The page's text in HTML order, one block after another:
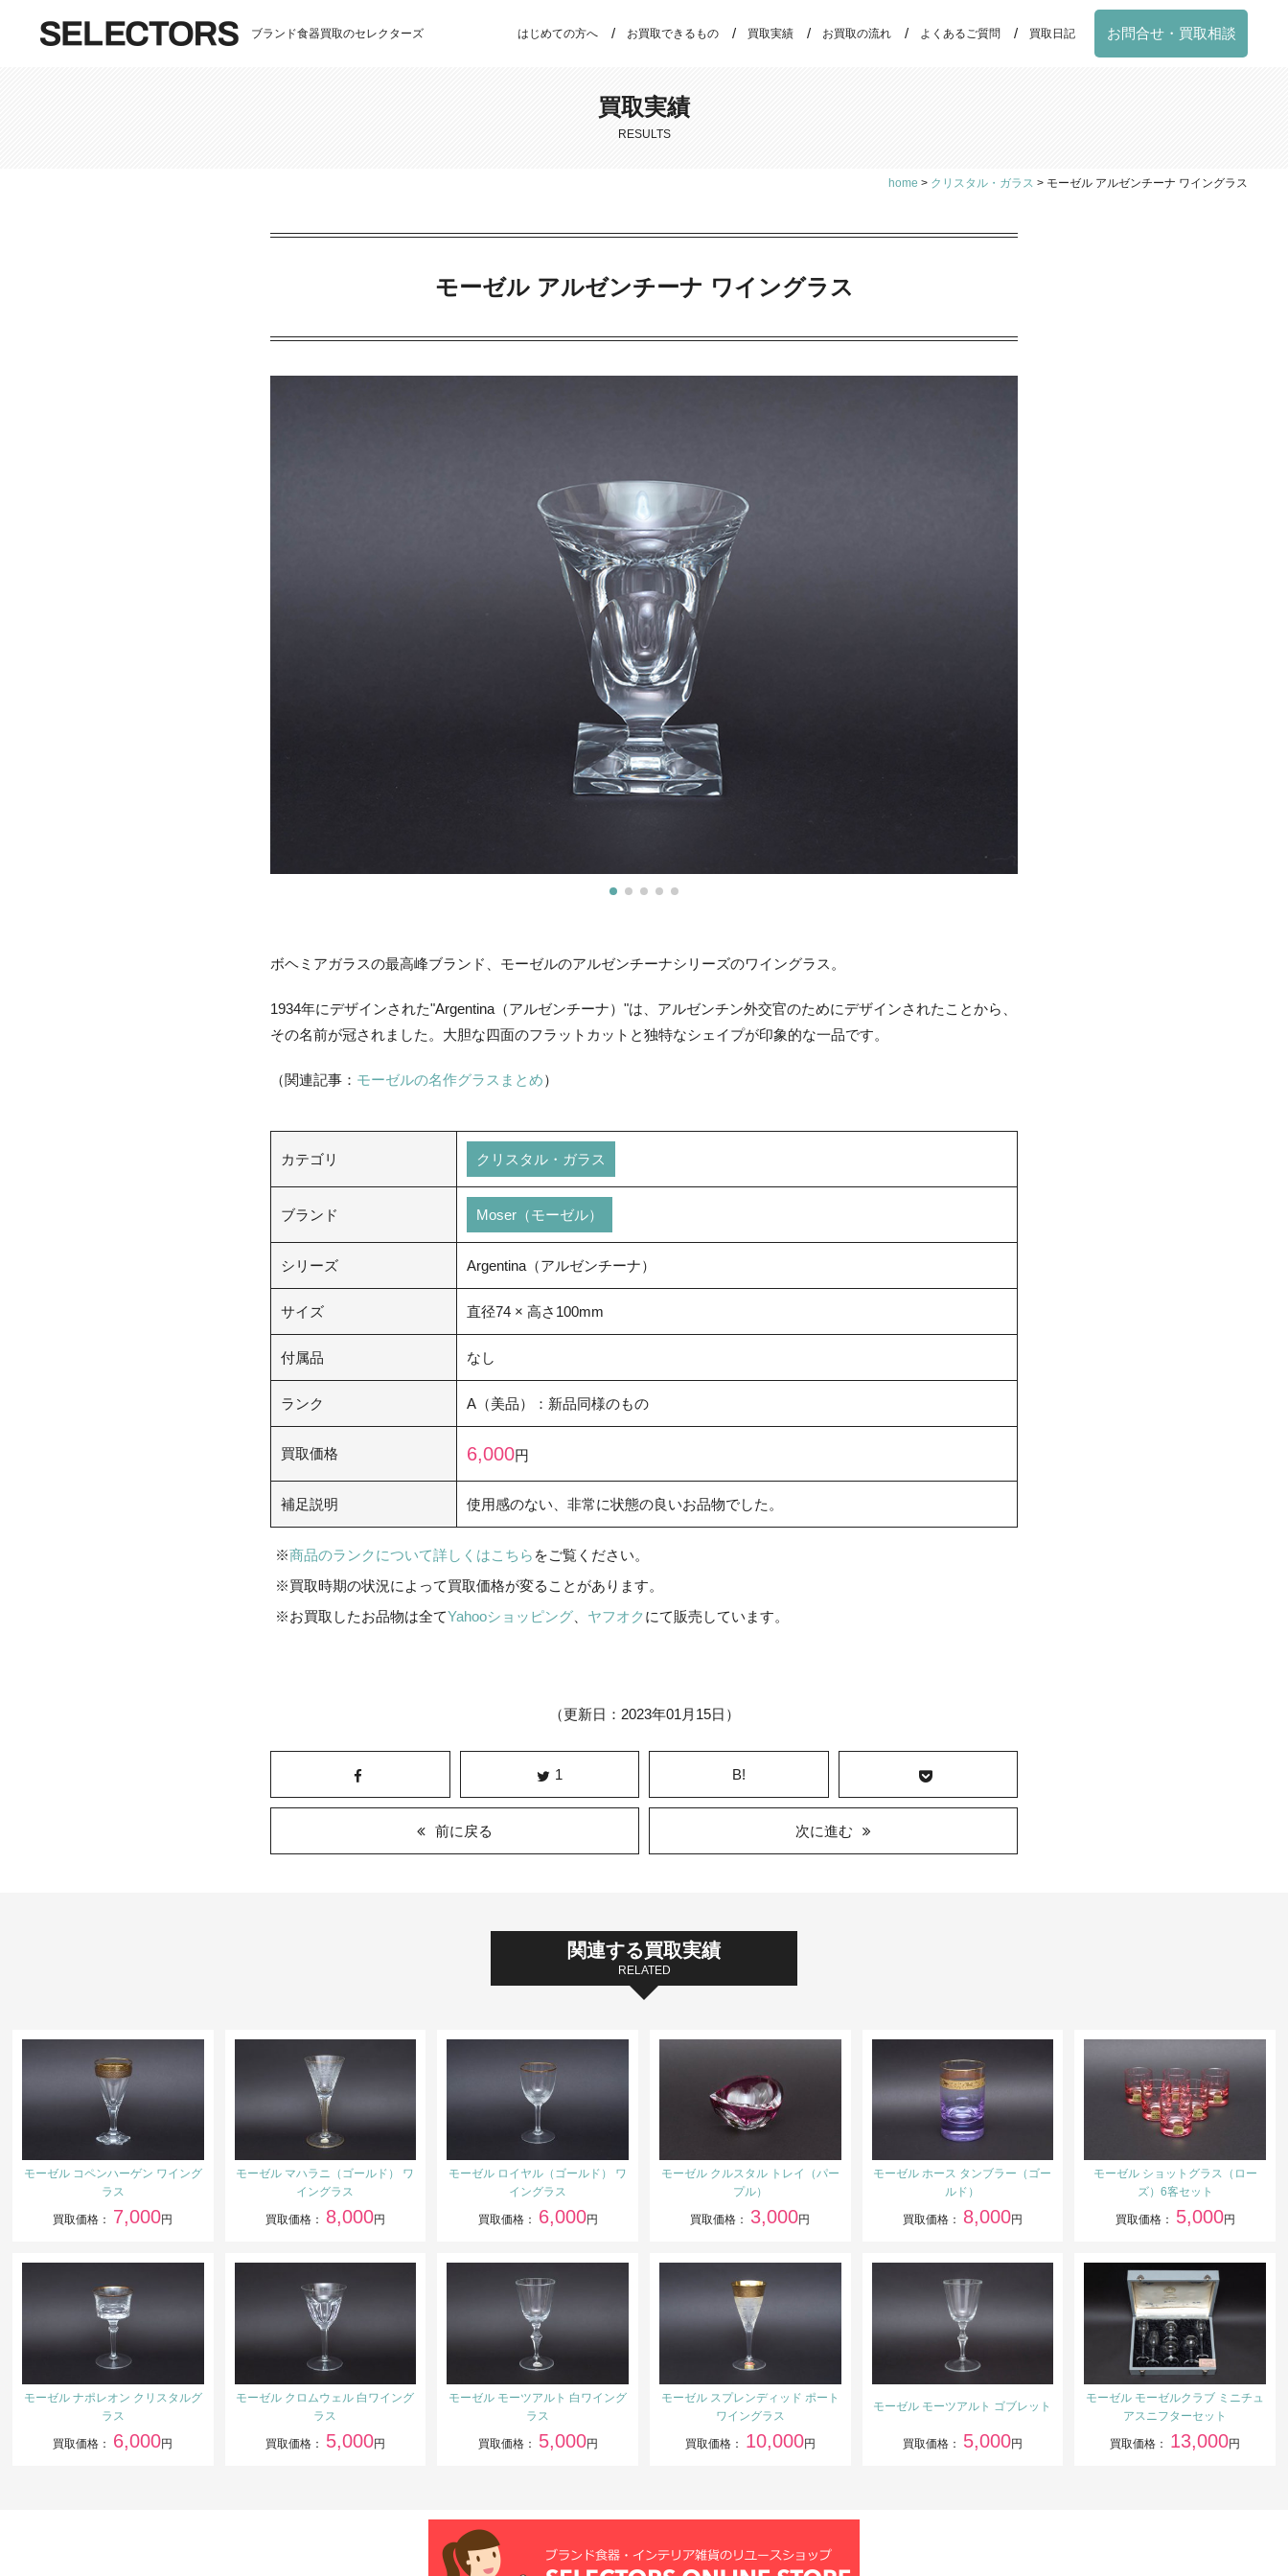
ブランド食器買取のセレクターズ はじめての方へ お買取できるもの 買取実績 お買取の流れ よくあるご質問 買取日記 お問合せ・買取相談
買取実績
RESULTS
home > クリスタル・ガラス > モーゼル アルゼンチーナ ワイングラス
モーゼル アルゼンチーナ ワイングラス
ボヘミアガラスの最高峰ブランド、モーゼルのアルゼンチーナシリーズのワイングラス。
1934年にデザインされた"Argentina（アルゼンチーナ）"は、アルゼンチン外交官のためにデザインされたことから、
その名前が冠されました。大胆な四面のフラットカットと独特なシェイプが印象的な一品です。
（関連記事： モーゼルの名作グラスまとめ）
カテゴリ クリスタル・ガラス
ブランド Moser（モーゼル）
シリーズ Argentina（アルゼンチーナ）
サイズ 直径74 × 高さ100mm
付属品 なし
ランク A（美品）：新品同様のもの
買取価格 6,000円
補足説明 使用感のない、非常に状態の良いお品物でした。
商品のランクについて詳しくはこちら をご覧ください。
買取時期の状況によって買取価格が変ることがあります。
お買取したお品物は全てYahooショッピング ヤフオクにて販売しています。
（更新日：2023年01月15日）
1 B!
前に戻る 次に進む
関連する買取実績
RELATED
モーゼル コペンハーゲン ワイング
ラス
買取価格： 7,000円
モーゼル マハラニ（ゴールド） ワ
イングラス
買取価格： 8,000円
モーゼル ロイヤル（ゴールド） ワ
イングラス
買取価格： 6,000円
モーゼル クルスタル トレイ（パー
プル）
買取価格： 3,000円
モーゼル ホース タンブラー（ゴー
ルド）
買取価格： 8,000円
モーゼル ショットグラス（ロー
ズ）6客セット
買取価格： 5,000円
モーゼル ナポレオン クリスタルグ
ラス
買取価格： 6,000円
モーゼル クロムウェル 白ワイング
ラス
買取価格： 5,000円
モーゼル モーツアルト 白ワイング
ラス
買取価格： 5,000円
モーゼル スプレンディッド ポート
ワイングラス
買取価格： 10,000円
モーゼル モーツアルト ゴブレット
買取価格： 5,000円
モーゼル モーゼルクラブ ミニチュ
アスニフターセット
買取価格： 13,000円